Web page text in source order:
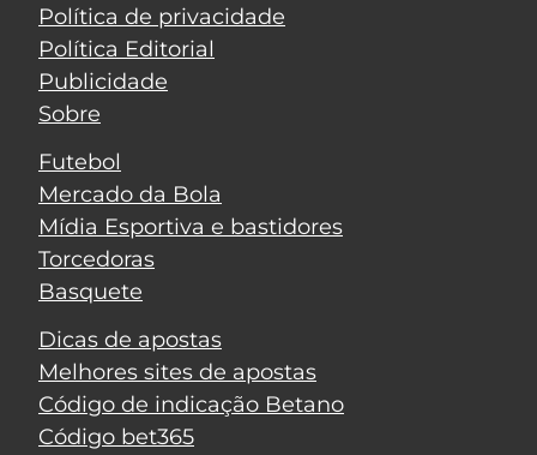
Política de privacidade
Política Editorial
Publicidade
Sobre
Futebol
Mercado da Bola
Mídia Esportiva e bastidores
Torcedoras
Basquete
Dicas de apostas
Melhores sites de apostas
Código de indicação Betano
Código bet365